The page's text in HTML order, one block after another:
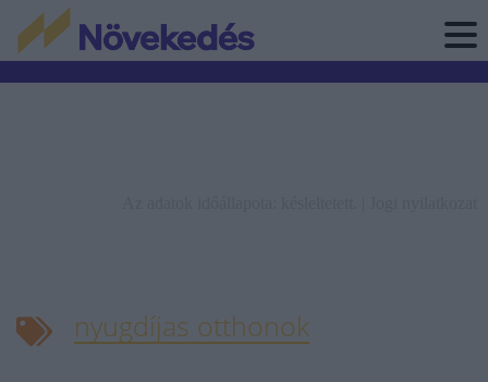
nyugdíjas otthonok